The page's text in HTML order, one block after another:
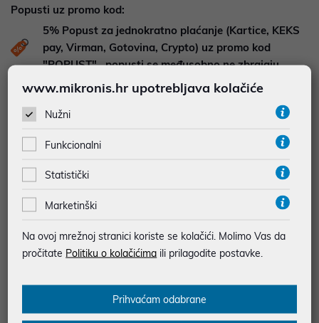
Popusti uz promo kod:
5% Popust za jednokratno plaćanje (Kartice, KEKS
pay, Virman, Gotovina, Crypto) uz promo kod
"POPUST" , popusti se međusobno ne zbrajaju
Dodajte u košaricu
najam za pravne osobe od 12 do 36 mj. već od
JAMSTVO 24 MJ.
BESPLATNA DOSTAVA ZA NARUDŽBE IZNAD 66,36€
MOGUĆNOST PLAĆANJA NA RATE
www.mikronis.hr upotrebljava kolačiće
Nužni
Funkcionalni
Statistički
Marketinški
Na ovoj mrežnoj stranici koriste se kolačići. Molimo Vas da
pročitate Politiku o kolačićima ili prilagodite postavke.
Prihvaćam odabrane